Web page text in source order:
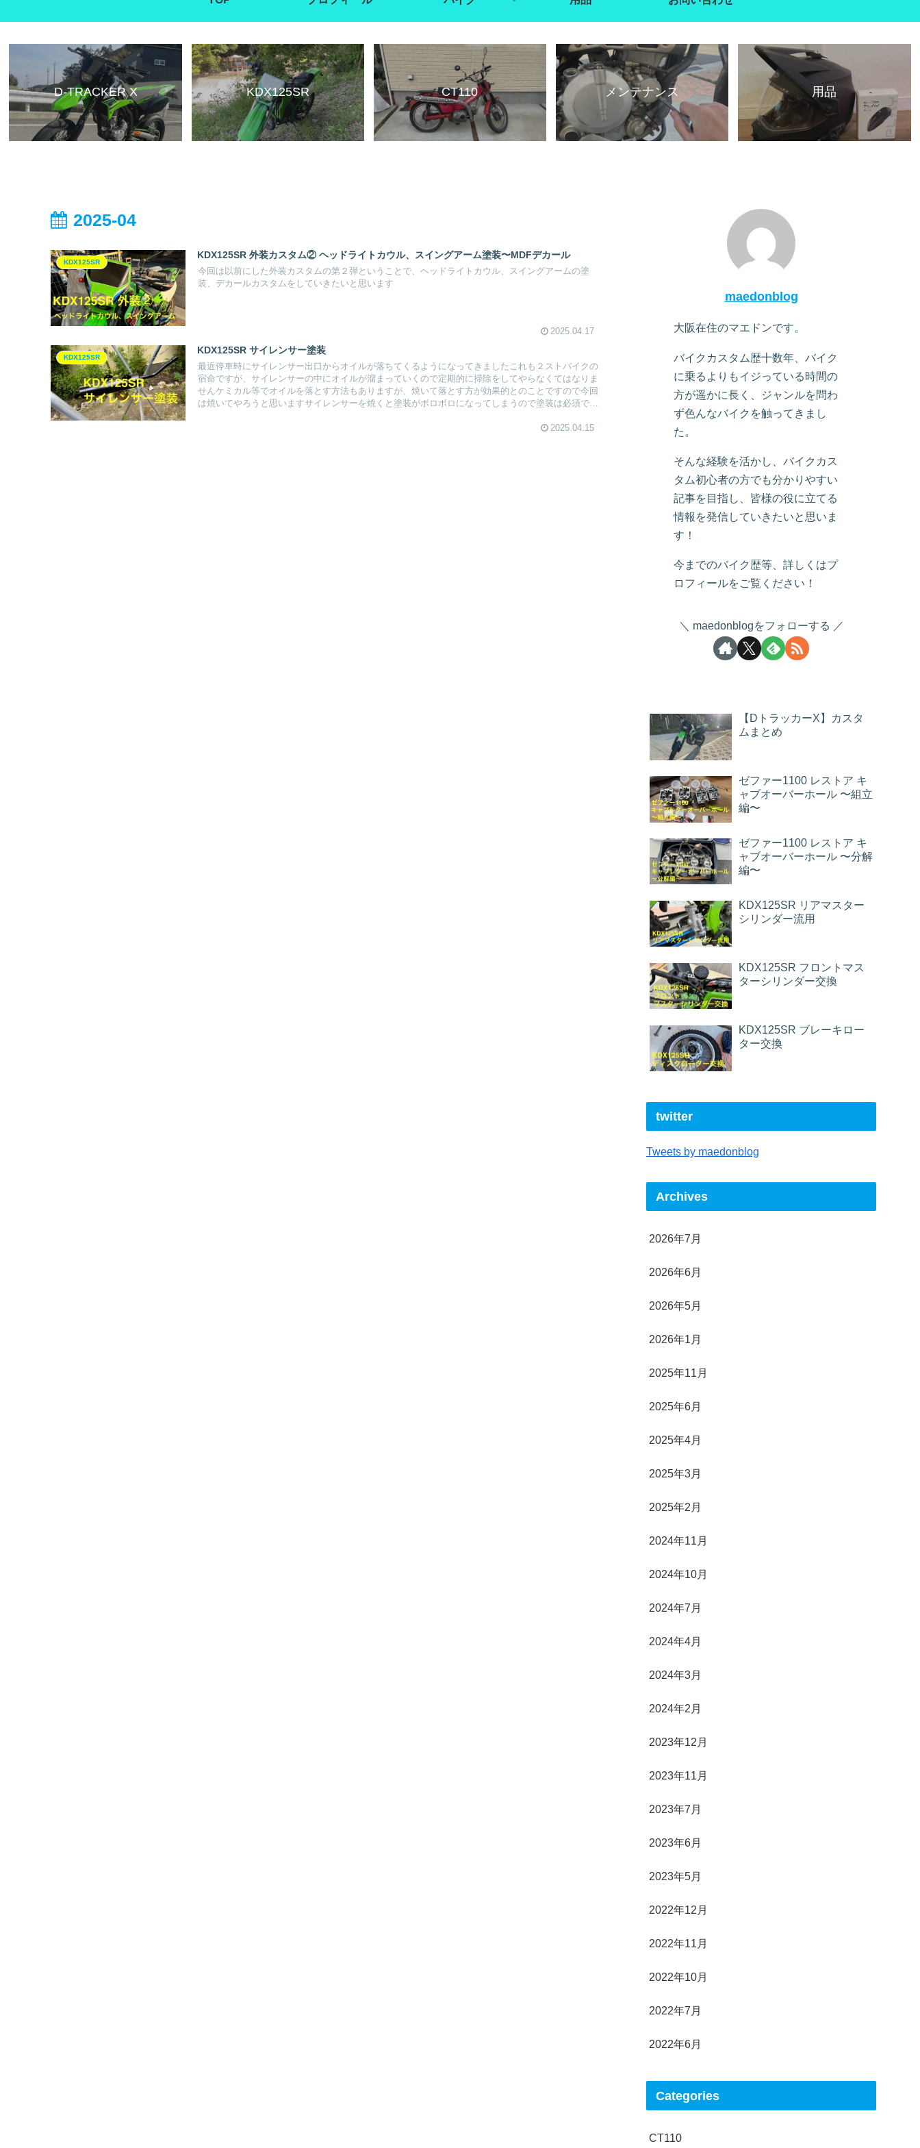
D-TRACKER X KDX125SR CT110 メンテナンス 用品
2025-04
KDX125SR
KDX125SR 外装カスタム② ヘッドライトカウル、スイングアーム塗装〜MDFデカール
今回は以前にした外装カスタムの第２弾ということで、ヘッドライトカウル、スイングアームの塗
装、デカールカスタムをしていきたいと思います
2025.04.17
KDX125SR
KDX125SR サイレンサー塗装
最近停車時にサイレンサー出口からオイルが落ちてくるようになってきましたこれも２ストバイクの
宿命ですが、サイレンサーの中にオイルが溜まっていくので定期的に掃除をしてやらなくてはなりま
せんケミカル等でオイルを落とす方法もありますが、焼いて落とす方が効果的とのことですので今回
は焼いてやろうと思いますサイレンサーを焼くと塗装がボロボロになってしまうので塗装は必須です
2025.04.15
maedonblog
大阪在住のマエドンです。
バイクカスタム歴十数年、バイク
に乗るよりもイジっている時間の
方が遥かに長く、ジャンルを問わ
ず色んなバイクを触ってきまし
た。
そんな経験を活かし、バイクカス
タム初心者の方でも分かりやすい
記事を目指し、皆様の役に立てる
情報を発信していきたいと思いま
す！
今までのバイク歴等、詳しくはプ
ロフィールをご覧ください！
maedonblogをフォローする
【DトラッカーX】カスタ
ムまとめ
ゼファー1100 レストア キ
ャブオーバーホール 〜組立
編〜
ゼファー1100 レストア キ
ャブオーバーホール 〜分解
編〜
KDX125SR リアマスター
シリンダー流用
KDX125SR フロントマス
ターシリンダー交換
KDX125SR ブレーキロー
ター交換
twitter
Tweets by maedonblog
Archives
2026年7月
2026年6月
2026年5月
2026年1月
2025年11月
2025年6月
2025年4月
2025年3月
2025年2月
2024年11月
2024年10月
2024年7月
2024年4月
2024年3月
2024年2月
2023年12月
2023年11月
2023年7月
2023年6月
2023年5月
2022年12月
2022年11月
2022年10月
2022年7月
2022年6月
Categories
CT110